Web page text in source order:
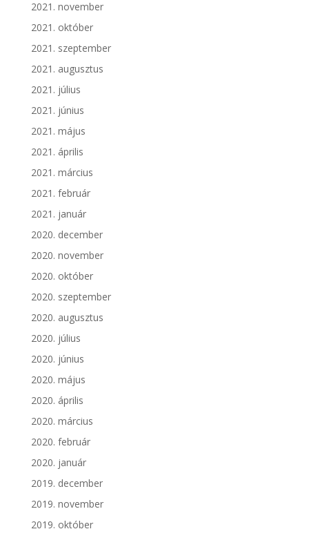
2021. november
2021. október
2021. szeptember
2021. augusztus
2021. július
2021. június
2021. május
2021. április
2021. március
2021. február
2021. január
2020. december
2020. november
2020. október
2020. szeptember
2020. augusztus
2020. július
2020. június
2020. május
2020. április
2020. március
2020. február
2020. január
2019. december
2019. november
2019. október